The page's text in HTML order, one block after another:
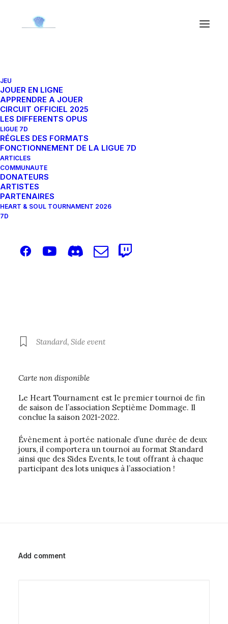
JEU
JOUER EN LIGNE
APPRENDRE A JOUER
CIRCUIT OFFICIEL 2025
LES DIFFERENTS OPUS
LIGUE 7D
RÉGLES DES FORMATS
FONCTIONNEMENT DE LA LIGUE 7D
ARTICLES
COMMUNAUTE
DONATEURS
ARTISTES
PARTENAIRES
HEART & SOUL TOURNAMENT 2026
7D
Heart Tournament
21 mai 2022 | ByNed'
QUAND
21 mai 2022 - 22 mai 2022
Toute la journée
AJOUTER AU CALENDRIER
OÙ
Standard, Side event
Carte non disponible
Le Heart Tournament est le premier tournoi de fin
de saison de l’association Septième Dommage. Il
conclue la saison 2021-2022.
Évènement à portée nationale d’une durée de deux
jours, il comportera un tournoi au format Standard
ainsi que des Sides Events, le tout offrant à chaque
participant des lots uniques à l’association !
Add comment